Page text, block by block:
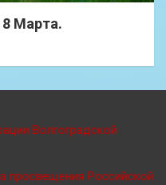
Марта.
Волгоградской
просвещения Российской